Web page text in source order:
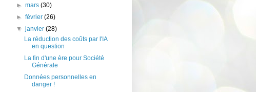
►mars(30)
►février(26)
▼janvier(28)
La réduction des coûts par l'IA
en question
La fin d'une ère pour Société
Générale
Données personnelles en
danger !